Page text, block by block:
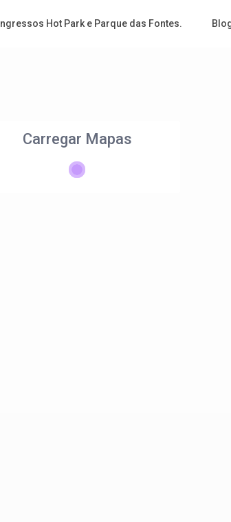
Ingressos Hot Park e Parque das Fontes.
Carregar Mapas